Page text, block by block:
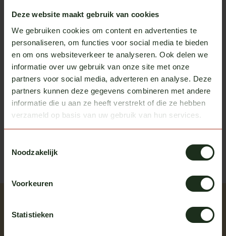
Deze website maakt gebruik van cookies
We gebruiken cookies om content en advertenties te
personaliseren, om functies voor social media te bieden
en om ons websiteverkeer te analyseren. Ook delen we
informatie over uw gebruik van onze site met onze
partners voor social media, adverteren en analyse. Deze
partners kunnen deze gegevens combineren met andere
informatie die u aan ze heeft verstrekt of die ze hebben
verzameld op basis van uw gebruik van hun services.
Noodzakelijk
Voorkeuren
Statistieken
Scania
Contra stekker t.b.v. Scania NG
schakelaars
Op voorraad
€9,50
Heb je vragen over dit product?
Of heb je hulp nodig bij het bestellen? We helpen je
graag!
neem contact op met ons
Bekijk alle producten